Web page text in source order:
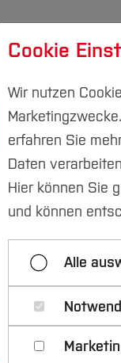
Studieren im
für
Cookie
Wir nutzen
erfahren Sie
Daten
Hier können Sie
und können
Alle